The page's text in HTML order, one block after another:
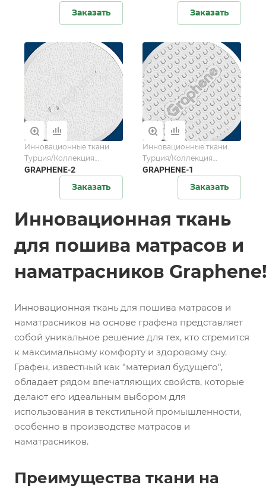
Заказать Заказать
Инновационные ткани
Турция/Коллекция
Graphene
GRAPHENE-2
Заказать
Инновационные ткани
Турция/Коллекция
Graphene
GRAPHENE-1
Заказать
Инновационная ткань
для пошива матрасов и
наматрасников
Инновационная ткань для пошива матрасов и
наматрасников на основе графена представляет
собой уникальное решение для тех, кто стремится
к максимальному комфорту и здоровому сну.
Графен, известный как "материал будущего",
обладает рядом впечатляющих свойств, которые
делают его идеальным выбором для
использования в текстильной промышленности,
особенно в производстве матрасов и
наматрасников.
Преимущества ткани на